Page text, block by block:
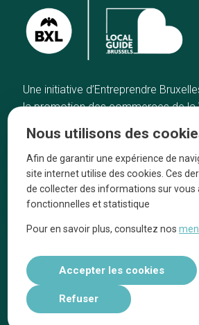
Une initiative d’Entreprendre
la promotion des commerces de la
Accueil
Bonnes adresses
Quartiers
Blog
Tops 10
A
On
Nous utilisons des
Afin de garantir une expérience de
site internet utilise des cookies. Ces
de collecter des informations sur vous
fonctionnelles et statistique
Pour en savoir plus, consultez nos
Accepter les cookies
Refuser